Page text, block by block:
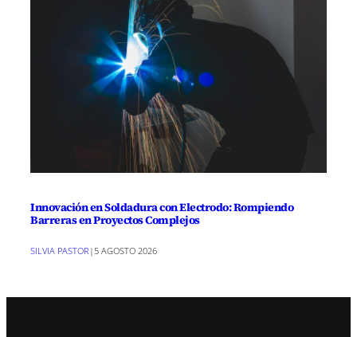
Innovación en Soldadura con Electrodo: Rompiendo
Barreras en Proyectos Complejos
SILVIA PASTOR | 5 AGOSTO 2026